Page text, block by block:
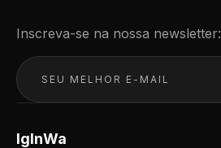
Inscreva-se na nossa newsletter:
IgInWa